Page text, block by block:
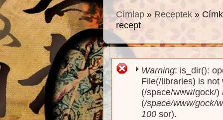
Címlap » Receptek »
recept
Hibaüzenet
Warning: is_dir():
File(/libraries) is
(/space/www/gock/)
(/space/www/gock/
100 sor).